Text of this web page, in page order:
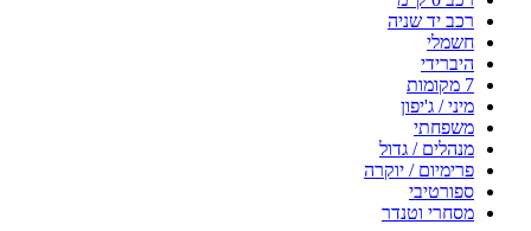
רכב יד שניה
חשמלי
היברידי
7 מקומות
מיני / ג'יפון
משפחתי
מנהלים / גדול
פרימיום / יוקרה
ספורטיבי
מסחרי וטנדר